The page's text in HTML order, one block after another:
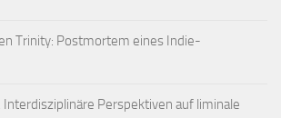
Trinity: Postmortem eines Indie-
Interdisziplinäre Perspektiven auf liminale